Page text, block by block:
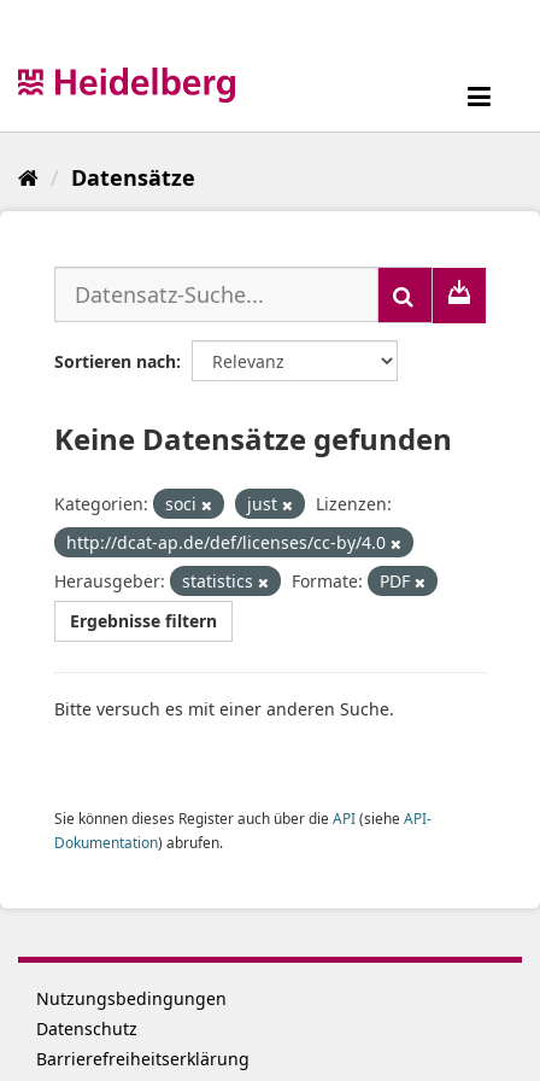
Datensätze
Sortieren nach
Keine Datensätze gefunden
Kategorien: soci just
Lizenzen:
http://dcat-ap.de/def/licenses/cc-by/4.0
Herausgeber:
statistics Formate:
PDF
Ergebnisse filtern
Bitte versuch es mit einer anderen Suche.
Sie können dieses Register auch über die API(siehe API-
Dokumentation) abrufen.
Nutzungsbedingungen
Datenschutz
Barrierefreiheitserklärung